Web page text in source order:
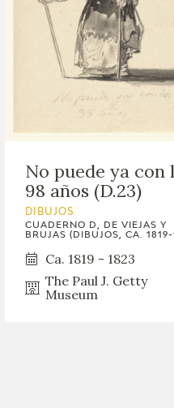
No puede ya con
98 años (D.23)
DIBUJOS
CUADERNO D, DE VIEJAS Y
BRUJAS (DIBUJOS, CA. 1819-
Ca. 1819 - 1823
The Paul J. Getty
Museum